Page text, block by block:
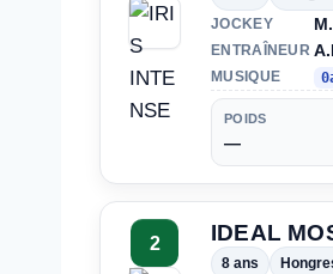
JOCKEY
ENTRAÎNEUR
MUSIQUE
POIDS
—
2 IDEAL
8 ans